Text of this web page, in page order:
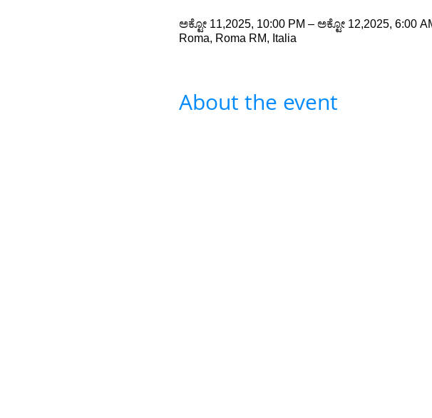
ಅಕ್ಟೋ 11,2025, 10:00 PM – ಅಕ್ಟೋ 12,2025, 6:00
Roma, Roma RM, Italia
About the event